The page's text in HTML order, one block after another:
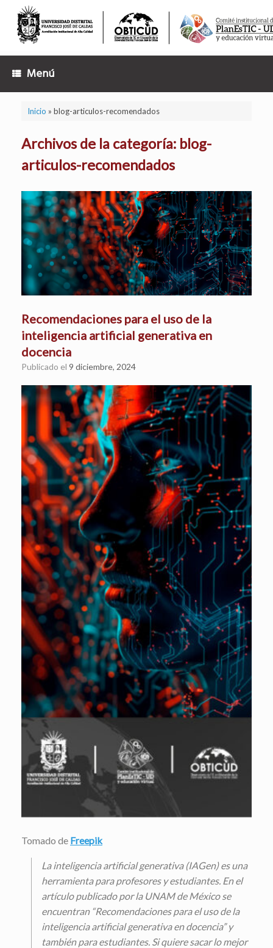
contenido
Menú
Inicio » blog-articulos-recomendados
Archivos de la categoría: blog-
articulos-recomendados
Recomendaciones para el uso de la
inteligencia artificial generativa en
docencia
Publicado el 9 diciembre, 2024
Tomado de Freepik
La inteligencia artificial generativa (IAGen) es una
herramienta para profesores y estudiantes. En el
artículo publicado por la UNAM de México se
encuentran “Recomendaciones para el uso de la
inteligencia artificial generativa en docencia” y
también para estudiantes. Si quiere sacar lo mejor